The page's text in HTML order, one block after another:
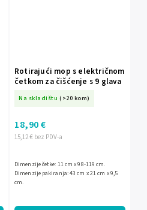
Rotirajući mop s električnom
četkom za čišćenje s 9 glava
Na skladištu (>20 kom)
15,12 € bez PDV-a
18,90 €
Dimenzije četke: 11 cm x 98-119 cm.
Dimenzije pakiranja: 43 cm x 21 cm x 9,5
cm.